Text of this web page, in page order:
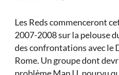
Les Reds commenceront
2007-2008 sur la pelouse
des confrontations avec le
Rome. Un groupe dont